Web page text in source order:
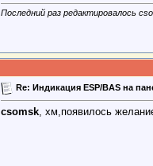
Последний раз редактировалось
Re: Индикация ESP/BAS на
csomsk, хм,появилось